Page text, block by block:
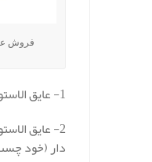
فروش
1- عایق الاستومریک رولی ساده
2- عایق
دار (خود